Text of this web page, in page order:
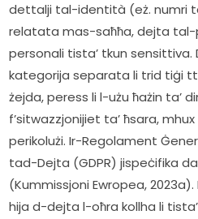
dettalji tal-identità (eż. numri
relatata mas-saħħa, dejta tal-
personali tista’ tkun sensittiva.
kategorija separata li trid tiġi
żejda, peress li l-użu ħażin ta’
f’sitwazzjonijiet ta’ ħsara,
perikolużi. Ir-Regolament
tad-Dejta (GDPR) jispeċifika
(Kummissjoni Ewropea,
hija d-dejta l-oħra kollha li